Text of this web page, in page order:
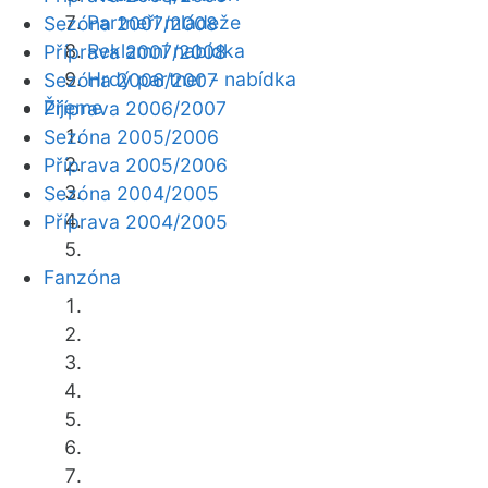
Partneři mládeže
Reklamní nabídka
Hrdý partner - nabídka
Žijeme
Fanzóna
Sezóna 2007/2008
Příprava 2007/2008
Sezóna 2006/2007
Příprava 2006/2007
Sezóna 2005/2006
Příprava 2005/2006
Sezóna 2004/2005
Příprava 2004/2005